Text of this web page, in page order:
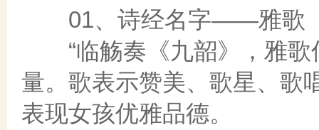
01、诗经名字——雅歌
“临觞奏《九韶》，雅歌
量。歌表示赞美、歌星、歌
表现女孩优雅品德。